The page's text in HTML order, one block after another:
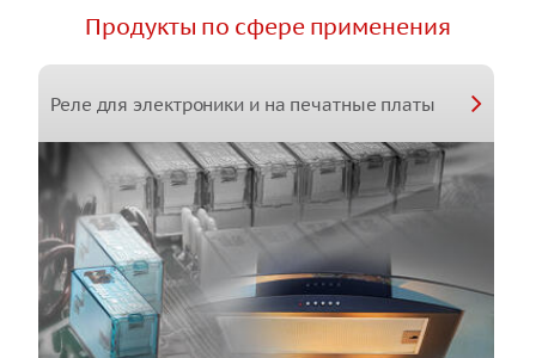
Продукты по сфере применения
Реле для электроники и на печатные платы